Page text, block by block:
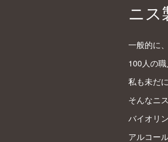
ニス
一般的に
100人の
私も未だ
そんなニ
バイオリ
アルコー